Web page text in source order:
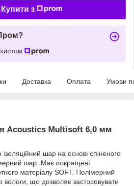
Купити з
Доставка Оплата Умови
Acoustics Multisoft 6,0 мм
шар на основі спіненого
шар. Має покращені
матеріалу SOFT. Полімерний
вологи, що дозволяє застосовувати